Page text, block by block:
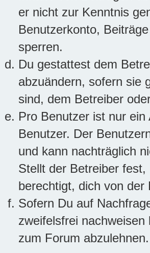
er nicht zur Kenntnis
Benutzerkonto,
sperren.
Du gestattest dem
abzuändern, sofern sie
sind, dem Betreiber
Pro Benutzer ist nur
Benutzer. Der
und kann nachträglich
Stellt der Betreiber
berechtigt, dich von
Sofern Du auf
zweifelsfrei
zum Forum abzulehnen.